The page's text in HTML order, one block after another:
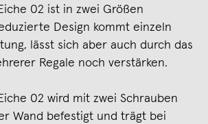
02 ist in zwei Größen
Design kommt einzeln
lässt sich aber auch durch das
Regale noch verstärken.
02 wird mit zwei Schrauben
Wand befestigt und trägt bei